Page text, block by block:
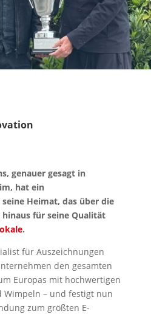
genauer gesagt in
hat ein
Heimat, das über die
hinaus für seine Qualität
.
für Auszeichnungen
den gesamten
Europas mit hochwertigen
Wimpeln – und festigt nun
zum größten E-